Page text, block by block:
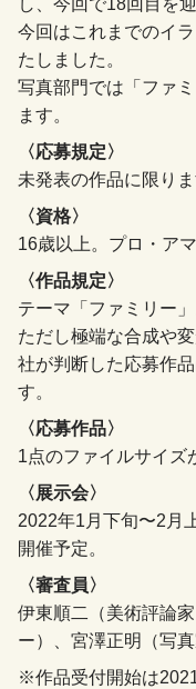
し、今回で18回目を
今回はこれまでのイ
たしました。
写真部門では「ファ
ます。
〈応募規定〉
未発表の作品に限りま
〈資格〉
16歳以上。プロ・アマ
〈作品規定〉
テーマ「ファミリー」
ただし極端な合成や
社が判断した応募作
す。
〈応募作品〉
1点のファイルサイズ
〈展示会〉
2022年1月下旬〜2月
開催予定。
〈審査員〉
伊東順二（美術評論
ー）、宮澤正明（写真
※作品受付開始は